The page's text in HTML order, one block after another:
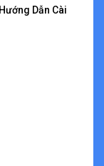
Dẫn Cài